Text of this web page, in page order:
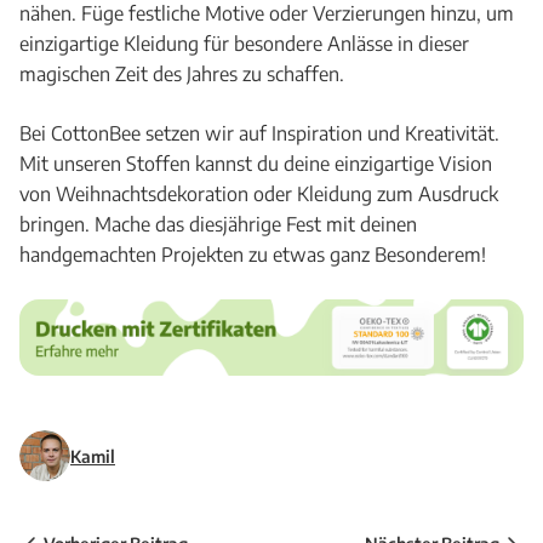
nähen. Füge festliche Motive oder Verzierungen hinzu, um
einzigartige Kleidung für besondere Anlässe in dieser
magischen Zeit des Jahres zu schaffen.
Bei CottonBee setzen wir auf Inspiration und Kreativität.
Mit unseren Stoffen kannst du deine einzigartige Vision
von Weihnachtsdekoration oder Kleidung zum Ausdruck
bringen. Mache das diesjährige Fest mit deinen
handgemachten Projekten zu etwas ganz Besonderem!
Kamil